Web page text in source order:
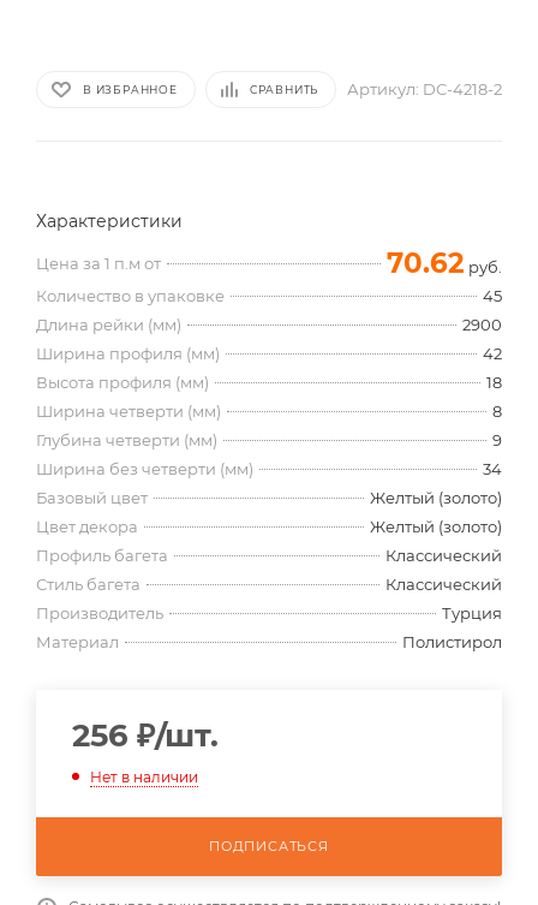
В ИЗБРАННОЕ СРАВНИТЬ Артикул: DC-4218-2
Характеристики
Цена за 1 п.м от 70.62 руб.
Количество в упаковке
45
Длина рейки (мм)
2900
Ширина профиля (мм)
42
Высота профиля (мм)
18
Ширина четверти (мм)
8
Глубина четверти (мм)
9
Ширина без четверти (мм)
34
Базовый цвет
Желтый (золото)
Цвет декора
Желтый (золото)
Профиль багета
Классический
Стиль багета
Классический
Производитель
Турция
Материал
Полистирол
256 ₽/шт.
Нет в наличии
ПОДПИСАТЬСЯ